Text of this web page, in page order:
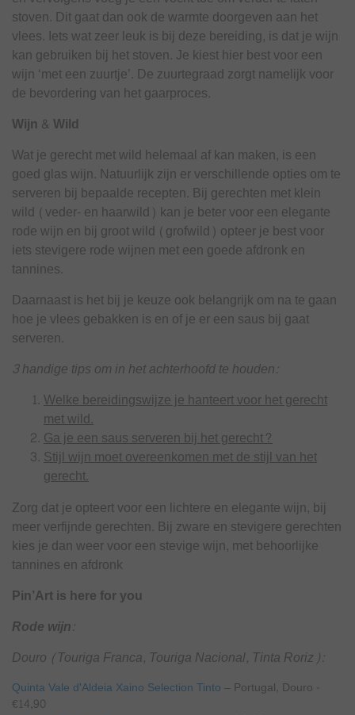
stoven. Dit gaat dan ook de warmte doorgeven aan het
vlees. Iets wat zeer leuk is bij deze bereiding, is dat je wijn
kan gebruiken bij het stoven. Je kiest hier best voor een
wijn ‘met een zuurtje’. De zuurtegraad zorgt namelijk voor
de bevordering van het gaarproces.
Wijn & Wild
Wat je gerecht met wild helemaal af kan maken, is een
goed glas wijn. Natuurlijk zijn er verschillende opties om te
serveren bij bepaalde recepten. Bij gerechten met klein
wild (veder- en haarwild) kan je beter voor een elegante
rode wijn en bij groot wild (grofwild) opteer je best voor
iets stevigere rode wijnen met een goede afdronk en
tannines.
Daarnaast is het bij je keuze ook belangrijk om na te gaan
hoe je vlees gebakken is en of je er een saus bij gaat
serveren.
3 handige tips om in het achterhoofd te houden:
Welke bereidingswijze je hanteert voor het gerecht
met wild.
Ga je een saus serveren bij het gerecht?
Stijl wijn moet overeenkomen met de stijl van het
gerecht.
Zorg dat je opteert voor een lichtere en elegante wijn, bij
meer verfijnde gerechten. Bij zware en stevigere gerechten
kies je dan weer voor een stevige wijn, met behoorlijke
tannines en afdronk
Pin’Art is here for you
Rode wijn:
Douro (Touriga Franca, Touriga Nacional, Tinta Roriz):
Quinta Vale d'Aldeia Xaino Selection Tinto– Portugal, Douro -
€14,90